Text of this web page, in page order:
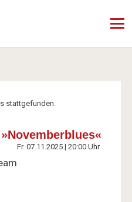
stattgefunden.
Fr. 07.11.2025 | 20:00 Uhr